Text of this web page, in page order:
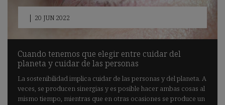
| 20 JUN 2022
Cuando tenemos que elegir entre cuidar del
planeta y cuidar de las personas
La sostenibilidad implica cuidar de las personas y del planeta. A
veces, se producen sinergias y es posible hacer ambas cosas al
mismo tiempo, mientras que en otras ocasiones se produce un